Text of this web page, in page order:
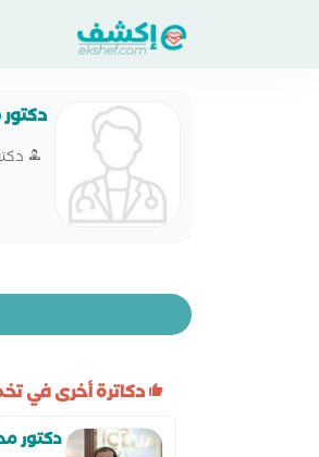
دكاترة أخرى في
دكتور